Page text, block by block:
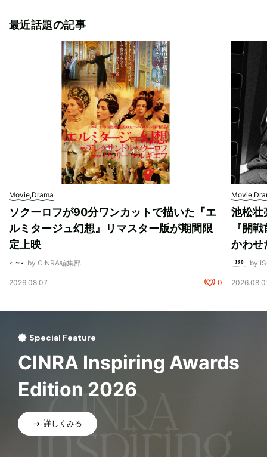
最近話題の記事
Movie,Drama
ソクーロフが90分ワンカットで描いた『エ
ルミタージュ幻想』リマスター版が期間限
定上映
by CINRA編集部
2026.08.07 0
池松壮
『開
かわせ
by
Special Feature
CINRA Inspiring Awards
Edition 2026
詳しくみる